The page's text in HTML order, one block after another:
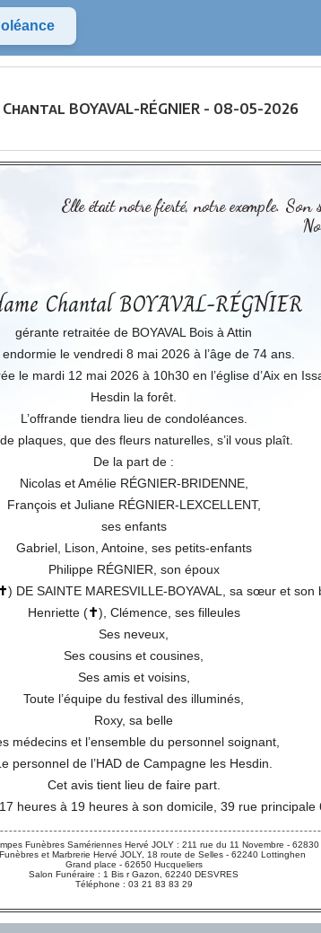
BOYAVAL-RÉGNIER - 08-05-2026
Elle était notre fierté, notre exemple. Son
Chantal BOYAVAL-RÉGNIER
gérante retraitée de BOYAVAL Bois à Attin
endormie le vendredi 8 mai 2026 à l’âge de 74 ans.
le mardi 12 mai 2026 à 10h30 en l’église d’Aix en
Hesdin la forêt.
L’offrande tiendra lieu de condoléances.
plaques, que des fleurs naturelles, s’il vous plaît.
De la part de :
Nicolas et Amélie RÉGNIER-BRIDENNE,
François et Juliane RÉGNIER-LEXCELLENT,
ses enfants
Gabriel, Lison, Antoine, ses petits-enfants
Philippe RÉGNIER, son époux
) DE SAINTE MARESVILLE-BOYAVAL, sa sœur et son
Henriette (✝), Clémence, ses filleules
Ses neveux,
Ses cousins et cousines,
Ses amis et voisins,
Toute l’équipe du festival des illuminés,
Roxy, sa belle
médecins et l’ensemble du personnel soignant,
personnel de l’HAD de Campagne les Hesdin.
Cet avis tient lieu de faire part.
heures à 19 heures à son domicile, 39 rue principale
Funèbres Samériennes Hervé JOLY : 211 rue du 11 Novembre - 62830
et Marbrerie Hervé JOLY, 18 route de Selles - 62240 Lottinghen
Grand place - 62650 Hucqueliers
Salon Funéraire : 1 Bis r Gazon, 62240 DESVRES
Téléphone : 03 21 83 83 29